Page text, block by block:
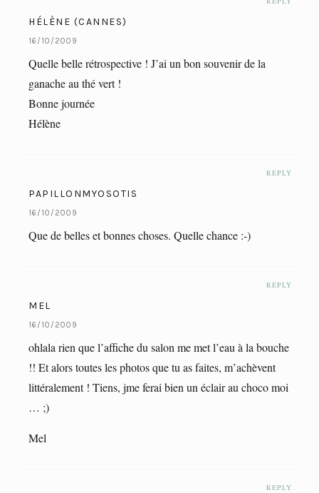
HÉLÈNE (CANNES)
16/10/2009
Quelle belle rétrospective ! J’ai un bon souvenir de la
ganache au thé vert !
Bonne journée
Hélène
REPLY
PAPILLONMYOSOTIS
16/10/2009
Que de belles et bonnes choses. Quelle chance :-)
REPLY
MEL
16/10/2009
ohlala rien que l’affiche du salon me met l’eau à la bouche
!! Et alors toutes les photos que tu as faites, m’achèvent
littéralement ! Tiens, jme ferai bien un éclair au choco moi
… ;)
Mel
REPLY